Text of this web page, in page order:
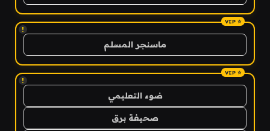
!
ماسنجر المسلم
!
ضوء التعليمي
صحيفة برق